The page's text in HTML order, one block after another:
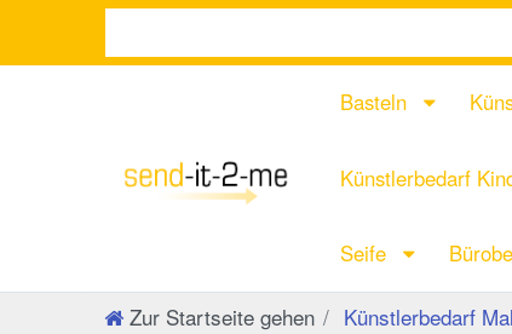
Basteln
Künstlerbedarf
Seife
Zur Startseite gehen Künstlerbedarf